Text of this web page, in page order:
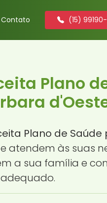
Contato (15)
Plano
Plano de
atendem às suas
a sua família e